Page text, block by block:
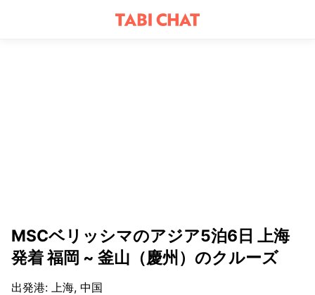
MSCベリッシマのアジア5泊6日 上海
発着 福岡 ~ 釜山（慶州）のクルーズ
出発港: 上海, 中国